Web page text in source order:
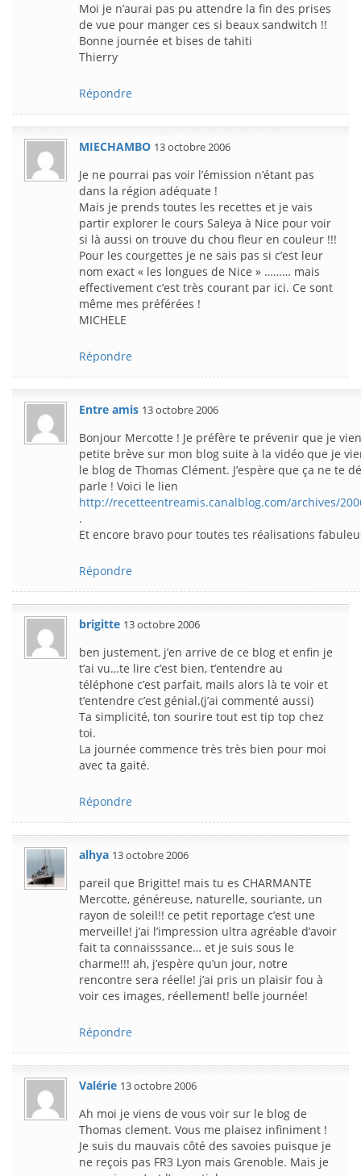
Moi je n’aurai pas pu attendre la fin des prises
de vue pour manger ces si beaux sandwitch !!
Bonne journée et bises de tahiti
Thierry
Répondre
MIECHAMBO 13 octobre 2006
Je ne pourrai pas voir l’émission n’étant pas
dans la région adéquate !
Mais je prends toutes les recettes et je vais
partir explorer le cours Saleya à Nice pour voir
si là aussi on trouve du chou fleur en couleur !!!
Pour les courgettes je ne sais pas si c’est leur
nom exact « les longues de Nice » ……… mais
effectivement c’est très courant par ici. Ce sont
même mes préférées !
MICHELE
Répondre
Entre amis 13 octobre 2006
Bonjour Mercotte ! Je préfère te prévenir que je
petite brève sur mon blog suite à la vidéo que je
le blog de Thomas Clément. J’espère que ça ne te
parle ! Voici le lien
http://recetteentreamis.canalblog.com/archives/
.
Et encore bravo pour toutes tes réalisations
Répondre
brigitte 13 octobre 2006
ben justement, j’en arrive de ce blog et enfin je
t’ai vu…te lire c’est bien, t’entendre au
téléphone c’est parfait, mails alors là te voir et
t’entendre c’est génial.(j’ai commenté aussi)
Ta simplicité, ton sourire tout est tip top chez
toi.
La journée commence très très bien pour moi
avec ta gaité.
Répondre
alhya 13 octobre 2006
pareil que Brigitte! mais tu es CHARMANTE
Mercotte, généreuse, naturelle, souriante, un
rayon de soleil!! ce petit reportage c’est une
merveille! j’ai l’impression ultra agréable d’avoir
fait ta connaisssance… et je suis sous le
charme!!! ah, j’espère qu’un jour, notre
rencontre sera réelle! j’ai pris un plaisir fou à
voir ces images, réellement! belle journée!
Répondre
Valérie 13 octobre 2006
Ah moi je viens de vous voir sur le blog de
Thomas clement. Vous me plaisez infiniment !
Je suis du mauvais côté des savoies puisque je
ne reçois pas FR3 Lyon mais Grenoble. Mais je